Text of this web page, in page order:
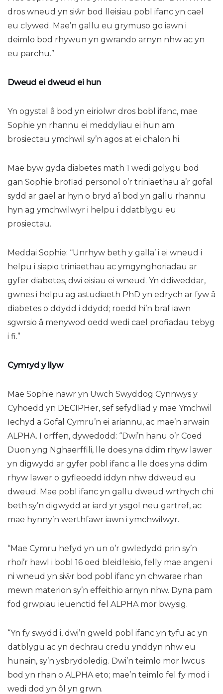
dros wneud yn siŵr bod lleisiau pobl ifanc yn cael
eu clywed. Mae’n gallu eu grymuso go iawn i
deimlo bod rhywun yn gwrando arnyn nhw ac yn
eu parchu.”
Dweud ei dweud ei hun
Yn ogystal â bod yn eiriolwr dros bobl ifanc, mae
Sophie yn rhannu ei meddyliau ei hun am
brosiectau ymchwil sy’n agos at ei chalon hi.
Mae byw gyda diabetes math 1 wedi golygu bod
gan Sophie brofiad personol o’r triniaethau a’r gofal
sydd ar gael ar hyn o bryd a’i bod yn gallu rhannu
hyn ag ymchwilwyr i helpu i ddatblygu eu
prosiectau.
Meddai Sophie: “Unrhyw beth y galla’ i ei wneud i
helpu i siapio triniaethau ac ymgynghoriadau ar
gyfer diabetes, dwi eisiau ei wneud. Yn ddiweddar,
gwnes i helpu ag astudiaeth PhD yn edrych ar fyw â
diabetes o ddydd i ddydd; roedd hi’n braf iawn
sgwrsio â menywod oedd wedi cael profiadau tebyg
i fi.”
Cymryd y llyw
Mae Sophie nawr yn Uwch Swyddog Cynnwys y
Cyhoedd yn DECIPHer, sef sefydliad y mae Ymchwil
Iechyd a Gofal Cymru’n ei ariannu, ac mae’n arwain
ALPHA. I orffen, dywedodd: “Dwi’n hanu o’r Coed
Duon yng Nghaerffili, lle does yna ddim rhyw lawer
yn digwydd ar gyfer pobl ifanc a lle does yna ddim
rhyw lawer o gyfleoedd iddyn nhw ddweud eu
dweud. Mae pobl ifanc yn gallu dweud wrthych chi
beth sy’n digwydd ar iard yr ysgol neu gartref, ac
mae hynny’n werthfawr iawn i ymchwilwyr.
“Mae Cymru hefyd yn un o’r gwledydd prin sy’n
rhoi’r hawl i bobl 16 oed bleidleisio, felly mae angen i
ni wneud yn siŵr bod pobl ifanc yn chwarae rhan
mewn materion sy’n effeithio arnyn nhw. Dyna pam
fod grwpiau ieuenctid fel ALPHA mor bwysig.
“Yn fy swydd i, dwi’n gweld pobl ifanc yn tyfu ac yn
datblygu ac yn dechrau credu ynddyn nhw eu
hunain, sy’n ysbrydoledig. Dwi’n teimlo mor lwcus
bod yn rhan o ALPHA eto; mae’n teimlo fel fy mod i
wedi dod yn ôl yn grwn.